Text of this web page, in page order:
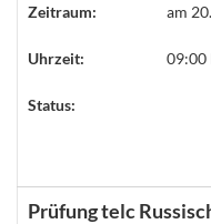
Zeitraum: am
Uhrzeit: 09:00
Status:
Prüfung telc